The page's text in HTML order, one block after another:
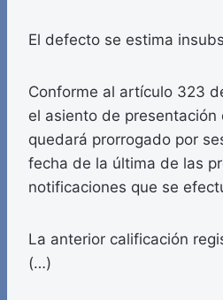
El defecto se estima
Conforme al artículo 323
el asiento de
quedará prorrogado por
fecha de la última de las
notificaciones que se
La anterior calificación
(…)